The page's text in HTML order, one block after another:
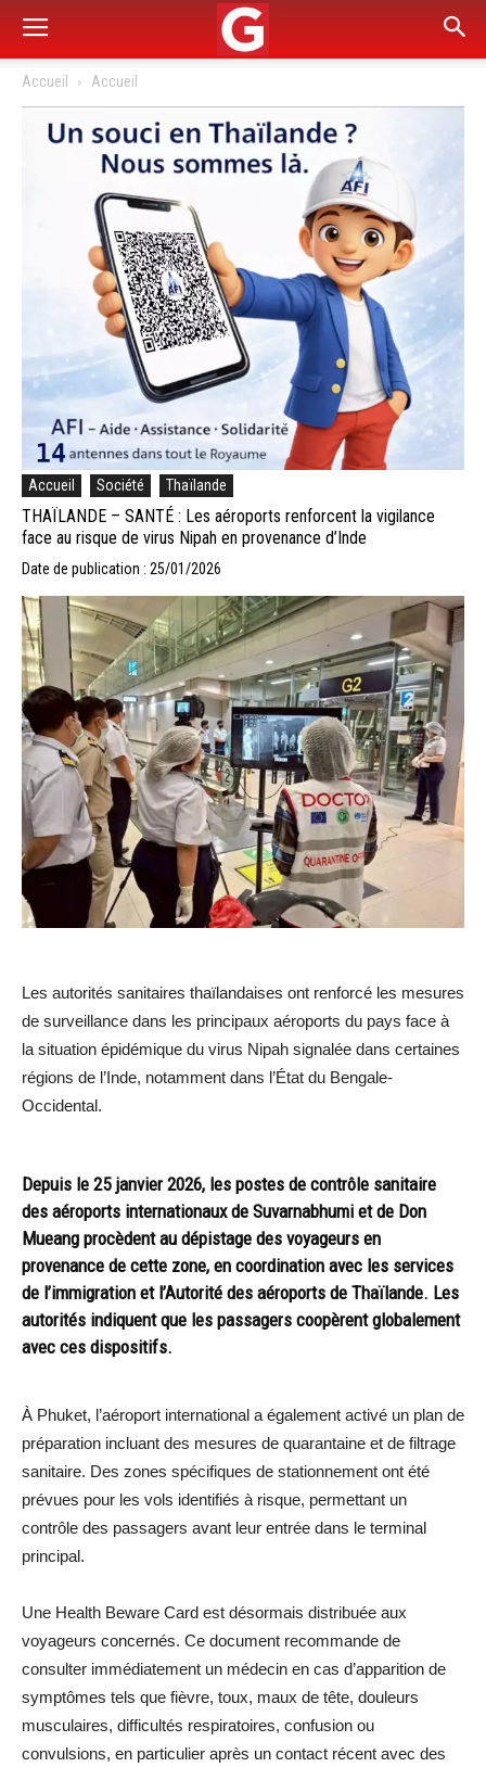
Accueil Accueil
Accueil Société Thaïlande
THAÏLANDE – SANTÉ : Les aéroports renforcent la vigilance
face au risque de virus Nipah en provenance d’Inde
Date de publication : 25/01/2026
Les autorités sanitaires thaïlandaises ont renforcé les mesures
de surveillance dans les principaux aéroports du pays face à
la situation épidémique du virus Nipah signalée dans certaines
régions de l’Inde, notamment dans l’État du Bengale-
Occidental.
Depuis le 25 janvier 2026, les postes de contrôle sanitaire
des aéroports internationaux de Suvarnabhumi et de Don
Mueang procèdent au dépistage des voyageurs en
provenance de cette zone, en coordination avec les services
de l’immigration et l’Autorité des aéroports de Thaïlande. Les
autorités indiquent que les passagers coopèrent globalement
avec ces dispositifs.
À Phuket, l’aéroport international a également activé un plan de
préparation incluant des mesures de quarantaine et de filtrage
sanitaire. Des zones spécifiques de stationnement ont été
prévues pour les vols identifiés à risque, permettant un
contrôle des passagers avant leur entrée dans le terminal
principal.
Une Health Beware Card est désormais distribuée aux
voyageurs concernés. Ce document recommande de
consulter immédiatement un médecin en cas d’apparition de
symptômes tels que fièvre, toux, maux de tête, douleurs
musculaires, difficultés respiratoires, confusion ou
convulsions, en particulier après un contact récent avec des